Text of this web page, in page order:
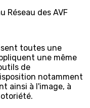
Réseau des AVF
toutes une
une même
de
notamment
ainsi à l'image, à